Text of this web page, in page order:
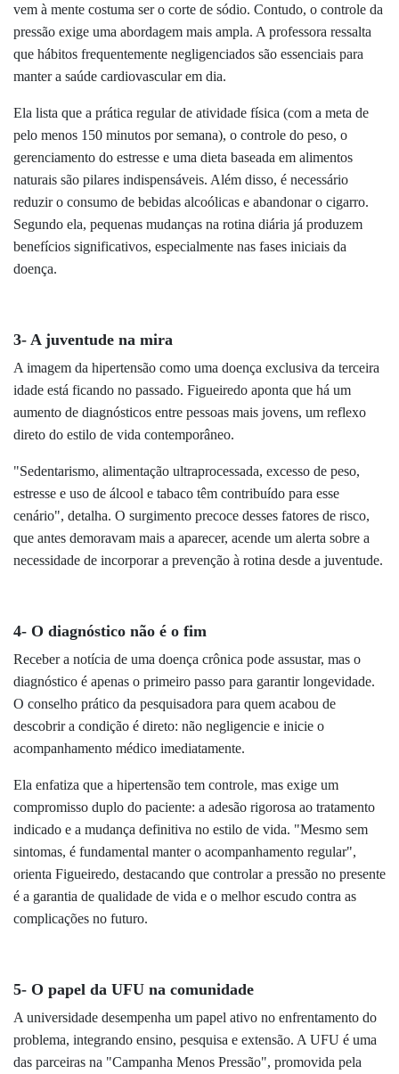
vem à mente costuma ser o corte de sódio. Contudo, o controle da
pressão exige uma abordagem mais ampla. A professora ressalta
que hábitos frequentemente negligenciados são essenciais para
manter a saúde cardiovascular em dia.
Ela lista que a prática regular de atividade física (com a meta de
pelo menos 150 minutos por semana), o controle do peso, o
gerenciamento do estresse e uma dieta baseada em alimentos
naturais são pilares indispensáveis. Além disso, é necessário
reduzir o consumo de bebidas alcoólicas e abandonar o cigarro.
Segundo ela, pequenas mudanças na rotina diária já produzem
benefícios significativos, especialmente nas fases iniciais da
doença.
3- A juventude na mira
A imagem da hipertensão como uma doença exclusiva da terceira
idade está ficando no passado. Figueiredo aponta que há um
aumento de diagnósticos entre pessoas mais jovens, um reflexo
direto do estilo de vida contemporâneo.
"Sedentarismo, alimentação ultraprocessada, excesso de peso,
estresse e uso de álcool e tabaco têm contribuído para esse
cenário", detalha. O surgimento precoce desses fatores de risco,
que antes demoravam mais a aparecer, acende um alerta sobre a
necessidade de incorporar a prevenção à rotina desde a juventude.
4- O diagnóstico não é o fim
Receber a notícia de uma doença crônica pode assustar, mas o
diagnóstico é apenas o primeiro passo para garantir longevidade.
O conselho prático da pesquisadora para quem acabou de
descobrir a condição é direto: não negligencie e inicie o
acompanhamento médico imediatamente.
Ela enfatiza que a hipertensão tem controle, mas exige um
compromisso duplo do paciente: a adesão rigorosa ao tratamento
indicado e a mudança definitiva no estilo de vida. "Mesmo sem
sintomas, é fundamental manter o acompanhamento regular",
orienta Figueiredo, destacando que controlar a pressão no presente
é a garantia de qualidade de vida e o melhor escudo contra as
complicações no futuro.
5- O papel da UFU na comunidade
A universidade desempenha um papel ativo no enfrentamento do
problema, integrando ensino, pesquisa e extensão. A UFU é uma
das parceiras na "Campanha Menos Pressão", promovida pela